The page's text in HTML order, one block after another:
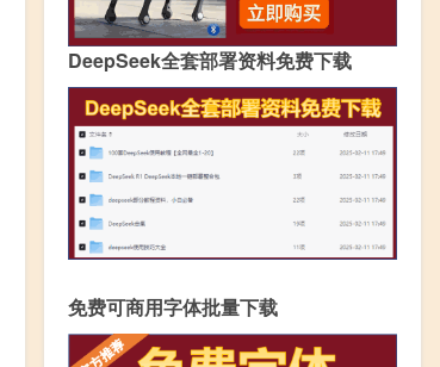
DeepSeek全套部署资料免费下载
免费可商用字体批量下载